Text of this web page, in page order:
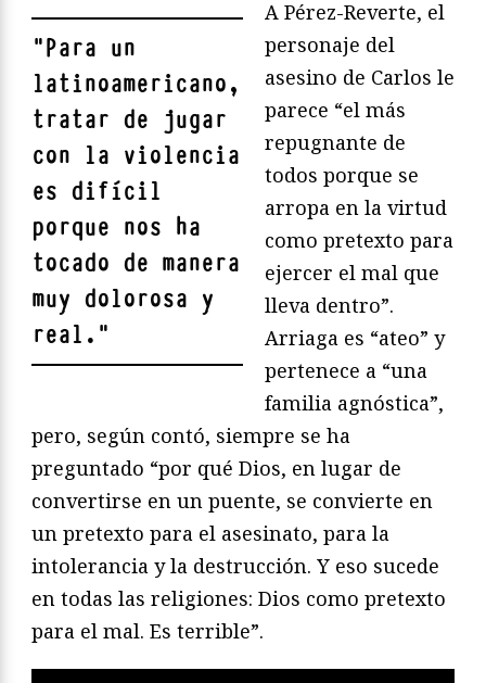
"Para un
latinoamericano,
tratar de jugar
con la violencia
es difícil
porque nos ha
tocado de manera
muy dolorosa y
real. "
A Pérez-Reverte, el
personaje del
asesino de Carlos le
parece “el más
repugnante de
todos porque se
arropa en la virtud
como pretexto para
ejercer el mal que
lleva dentro”.
Arriaga es “ateo” y
pertenece a “una
familia agnóstica”,
pero, según contó, siempre se ha
preguntado “por qué Dios, en lugar de
convertirse en un puente, se convierte en
un pretexto para el asesinato, para la
intolerancia y la destrucción. Y eso sucede
en todas las religiones: Dios como pretexto
para el mal. Es terrible”.